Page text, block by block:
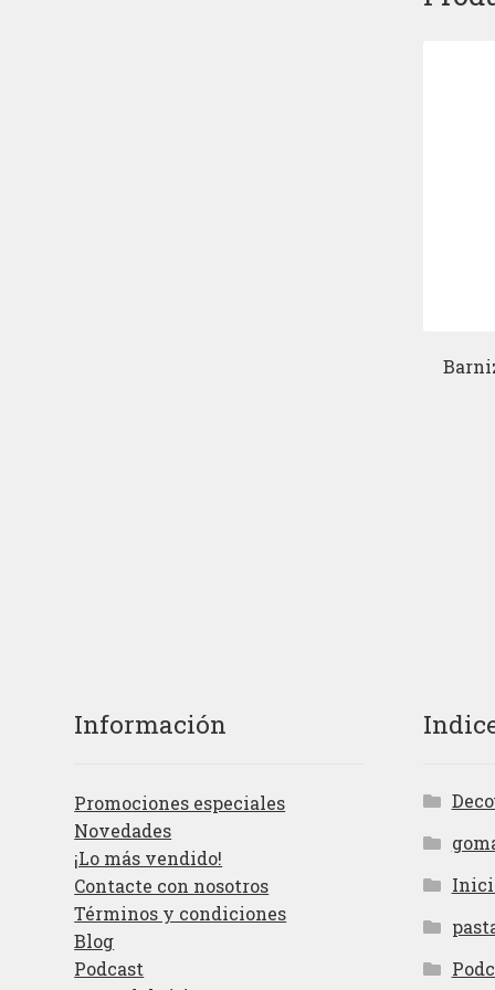
Información
Promociones especiales
Novedades
¡Lo más vendido!
Contacte con nosotros
Términos y condiciones
Blog
Podcast